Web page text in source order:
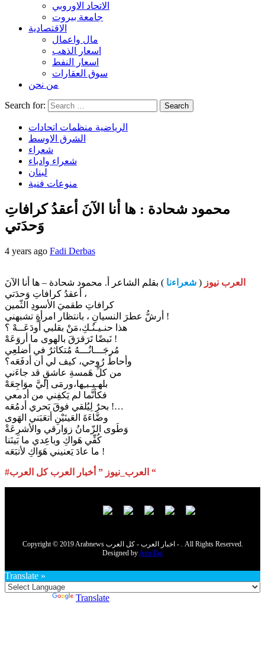
الاتحاد الاوروبي
جامعة بيروت
الاقتصادية
مال واعمال
اسعار الذهب
اسعار النفط
سوق العقارات
من نحن
Search for:
الرياضية منظمات اتحادات
الشرق الاوسط
شعراء
شعراء وادباء
لبنان
منوعات فنية
محمود شحادة : ها أنا الآنَ أعقدُ كرافاتِ
وَحدَتي
4 years ago Fadi Derbas
العرب نيوز ( شعراءنا ) بقلم الشاعر أ. محمود شحادة – ها أنا الآنَ
أعقدُ كرافاتِ وَحدَتي ،
كرافاتِ طقميَ الأسودِ الثّمين
أرشُّ عطرَ النسيانِ ، بانتظار امرأةٍ تشبهني !
هذا حنـيـنُـكِ،مَنْ بقلبي أَودَعَــهْ ؟
نَبضًا تَرَقرَقَ بالهوى ما أروَعَهْ !
مُرجَـــانُـــهُ مُتكاثرٌ في أضلعِي
وأحاطَ رُوحي، كيف لي أن أدفَعَه؟
من كلِّ هَمسةِ عاشقٍ قد جاءَني
بلهـيـبـِها،ورمَى إليَّ موَاجِعَهْ
فكأنَّما لم يَكفِني من أدمعي
بحرٌ لِيُلقي فوقَ بَحري أدمُعَه !…
وضَّاءَةَ العَينَيْنِ أتعَبَني الهَوى
وَطَوى الزّمانُ زوَارقي والأشرِعَةْ
كُفِّي هَواكِ وباعِدي ما بَينَنا
ما عادَ يَعنيني هَوَاكِ لأتبَعَه !
#العرب_نيوز ” أخبار العرب كل العرب “
Copyright © 2019 Arabnews اخبار العرب - كل العرب - . All Rights Reserved.
Designed byAmcTag
Translate »
Translate